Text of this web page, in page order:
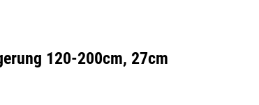
120-200cm, 27cm